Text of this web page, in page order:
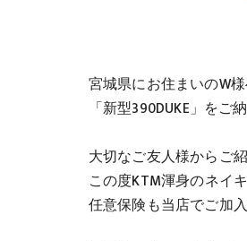
宮城県にお住まいのW
「新型390DUKE」をご
大切なご友人様からご
この度KTM渾身のネイ
任意保険も当店でご加